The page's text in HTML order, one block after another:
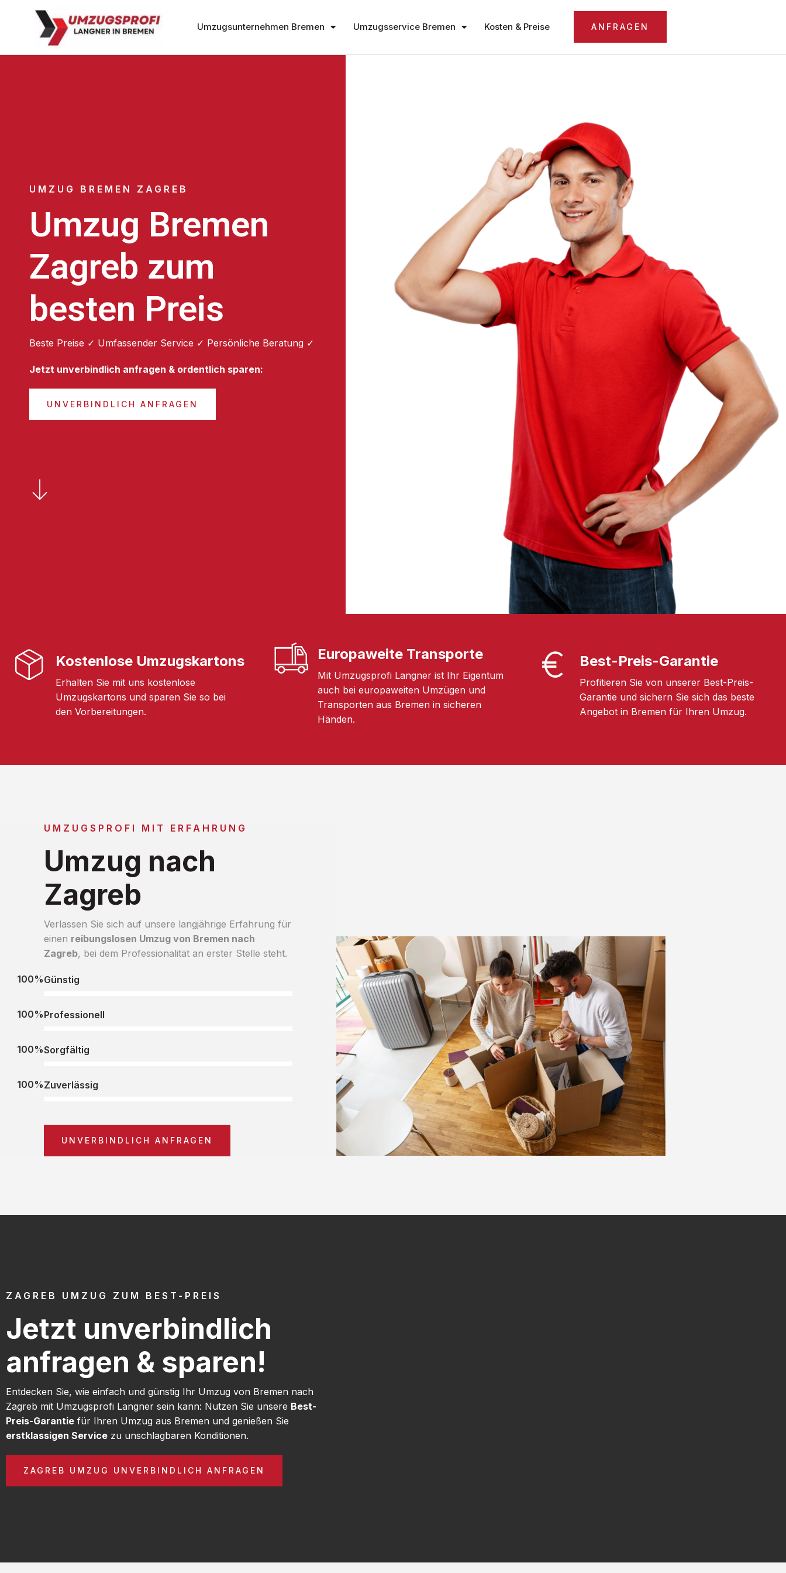
Umzugsunternehmen Bremen Umzugsservice Bremen Kosten & Preise ANFRAGEN
UMZUG BREMEN ZAGREB
Umzug Bremen
Zagreb zum
besten Preis
Beste Preise ✓ Umfassender Service ✓ Persönliche Beratung ✓
Jetzt unverbindlich anfragen & ordentlich sparen:
UNVERBINDLICH ANFRAGEN
Kostenlose Umzugskartons
Erhalten Sie mit uns kostenlose
Umzugskartons und sparen Sie so bei
den Vorbereitungen.
Europaweite Transporte
Mit Umzugsprofi Langner ist Ihr Eigentum
auch bei europaweiten Umzügen und
Transporten aus Bremen in sicheren
Händen.
Best-Preis-Garantie
Profitieren Sie von unserer Best-Preis-
Garantie und sichern Sie sich das beste
Angebot in Bremen für Ihren Umzug.
UMZUGSPROFI MIT ERFAHRUNG
Umzug nach
Zagreb
Verlassen Sie sich auf unsere langjährige Erfahrung für
einen reibungslosen Umzug von Bremen nach
Zagreb, bei dem Professionalität an erster Stelle steht.
Günstig
100%
Professionell
100%
Sorgfältig
100%
Zuverlässig
100%
UNVERBINDLICH ANFRAGEN
ZAGREB UMZUG ZUM BEST-PREIS
Jetzt unverbindlich
anfragen & sparen!
Entdecken Sie, wie einfach und günstig Ihr Umzug von Bremen nach
Zagreb mit Umzugsprofi Langner sein kann: Nutzen Sie unsere Best-
Preis-Garantie für Ihren Umzug aus Bremen und genießen Sie
erstklassigen Service zu unschlagbaren Konditionen.
ZAGREB UMZUG UNVERBINDLICH ANFRAGEN